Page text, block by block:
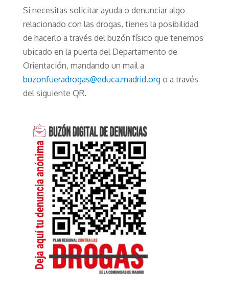
Si necesitas solicitar ayuda o denunciar algo
relacionado con las drogas, tienes la posibilidad
de hacerlo a través del buzón físico que tenemos
ubicado en la puerta del Departamento de
Orientación, mandando un mail a
buzonfueradrogas@educa.madrid.org o a través
del siguiente QR.